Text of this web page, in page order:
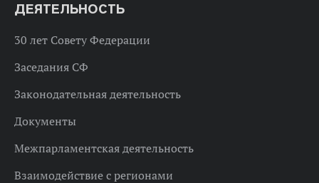
ДЕЯТЕЛЬНОСТЬ
30 лет Совету Федерации
Заседания СФ
Законодательная деятельность
Документы
Межпарламентская деятельность
Взаимодействие с регионами